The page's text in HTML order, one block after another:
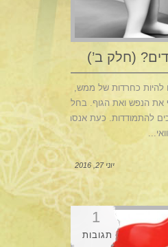
(חלק ב’)
להיות כחרדות של ממש,
הנפש ואת הגוף. בחלק
להתמודדות. כעת אנסה
יוני 27, 2016
1
תגובות